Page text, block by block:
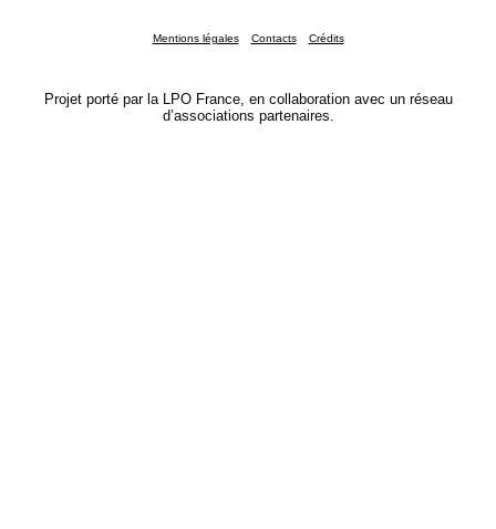
Mentions légales Contacts Crédits
Projet porté par la LPO France, en collaboration avec un réseau
d’associations partenaires.